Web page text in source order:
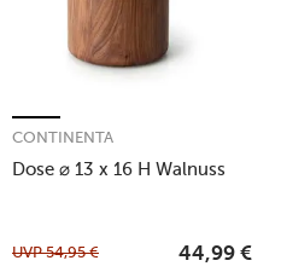
Dose ⌀ 13 x 16 H Walnuss
CONTINENTA
UVP54,95 € 44,99 €